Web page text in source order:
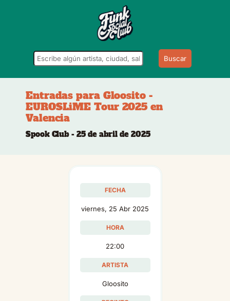
Buscar
Entradas para Gloosito -
EUROSLiME Tour 2025 en
Valencia
Spook Club - 25 de abril de 2025
FECHA
viernes, 25 Abr 2025
HORA
22:00
ARTISTA
Gloosito